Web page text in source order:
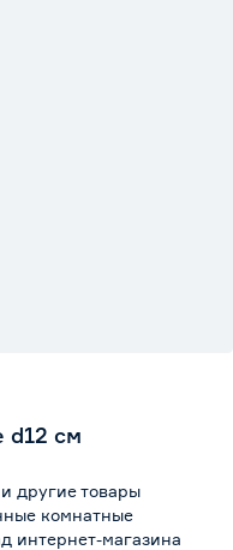
d12 см
другие товары
комнатные
интернет-магазина